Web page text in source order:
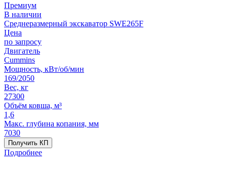
Премиум
В наличии
Среднеразмерный экскаватор SWE265F
Цена
по запросу
Двигатель
Cummins
Мощность, кВт/об/мин
169/2050
Вес, кг
27300
Объём ковша, м³
1,6
Макс. глубина копания, мм
7030
Получить КП
Подробнее